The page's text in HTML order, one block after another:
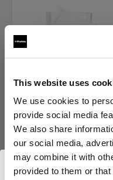
This website uses
We use cookies to
provide social media
We also share
our social media,
may combine it with
provided to them or
SOFTBOXES
Diffuser kit for RFi
Softbox 1x6'
(0)
Ersatz-Diffusor-Kit für